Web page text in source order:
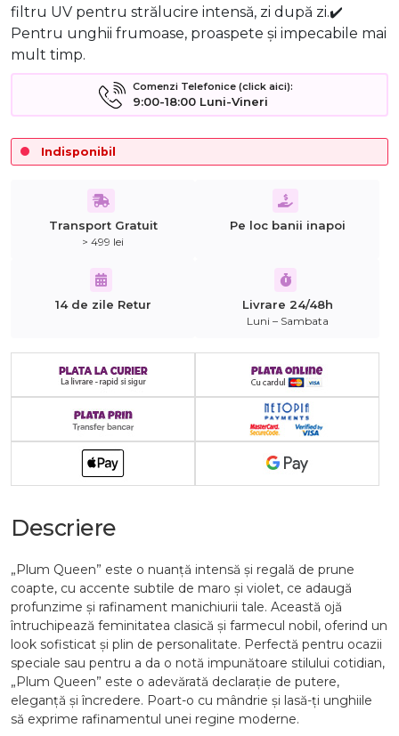
filtru UV pentru strălucire intensă, zi după zi.✔️
Pentru unghii frumoase, proaspete și impecabile mai
mult timp.
Comenzi Telefonice (click aici):
9:00-18:00 Luni-Vineri
Indisponibil
Transport Gratuit
> 499 lei
Pe loc banii inapoi
14 de zile Retur Livrare 24/48h
Luni – Sambata
Descriere
„Plum Queen” este o nuanță intensă și regală de prune
coapte, cu accente subtile de maro și violet, ce adaugă
profunzime și rafinament manichiurii tale. Această ojă
întruchipează feminitatea clasică și farmecul nobil, oferind un
look sofisticat și plin de personalitate. Perfectă pentru ocazii
speciale sau pentru a da o notă impunătoare stilului cotidian,
„Plum Queen” este o adevărată declarație de putere,
eleganță și încredere. Poart-o cu mândrie și lasă-ți unghiile
să exprime rafinamentul unei regine moderne.